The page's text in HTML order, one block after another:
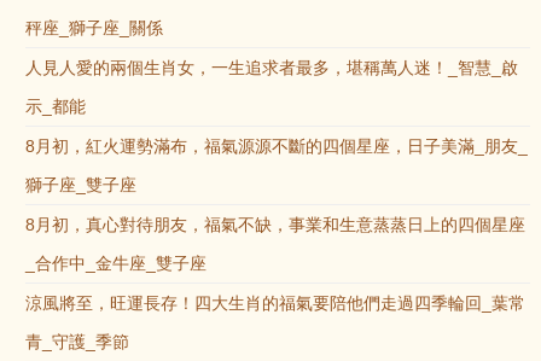
秤座_獅子座_關係
人見人愛的兩個生肖女，一生追求者最多，堪稱萬人迷！_智慧_啟
示_都能
8月初，紅火運勢滿布，福氣源源不斷的四個星座，日子美滿_朋友_
獅子座_雙子座
8月初，真心對待朋友，福氣不缺，事業和生意蒸蒸日上的四個星座
_合作中_金牛座_雙子座
涼風將至，旺運長存！四大生肖的福氣要陪他們走過四季輪回_葉常
青_守護_季節